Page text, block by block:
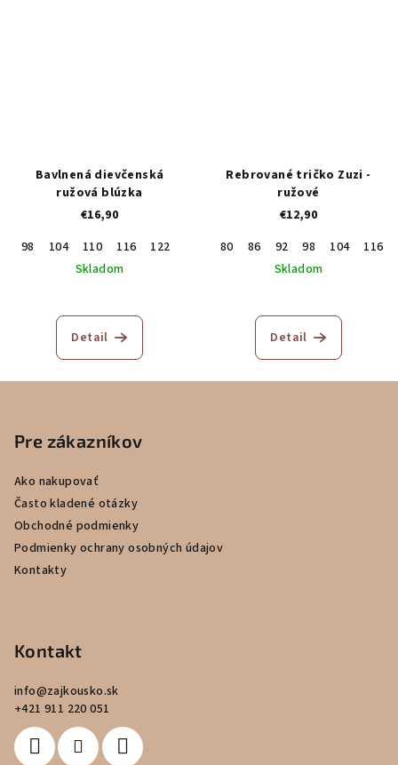
Bavlnená dievčenská
ružová blúzka
€16,90
98
104 110 116 122 134
140
Skladom
Detail
Rebrované tričko Zuzi -
ružové
€12,90
80
86 92 98 104 116
Skladom
Detail
Pre zákazníkov
Ako nakupovať
Často kladené otázky
Obchodné podmienky
Podmienky ochrany osobných údajov
Kontakty
Kontakt
info@zajkousko.sk
+421 911 220 051